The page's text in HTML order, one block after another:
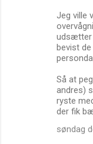
Jeg ville
udsætter
bevist
Så at
andres)
ryste
der fik
søndag